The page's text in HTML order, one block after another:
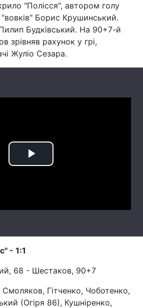
Лайт
Інциденти
Туризм
"Полісся", автором голу
"вовків" Борис Крушинський.
Будківський. На 90+7-й
зрівняв рахунок у грі,
Жуліо Сезара.
Play
- 1:1
68 - Шестаков, 90+7
Гітченко, Чоботенко,
(Огіря 86), Кушніренко,